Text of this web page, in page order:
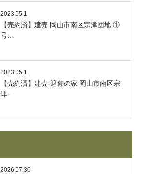
2023.05.1
【売約済】建売 岡山市南区宗津団地 ①
号…
2023.05.1
【売約済】建売-遮熱の家 岡山市南区宗
津…
2026.07.30